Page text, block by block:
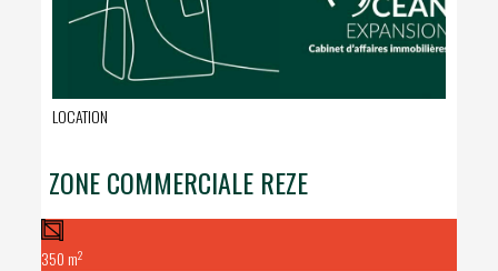
LOCATION
ZONE COMMERCIALE REZE
350 m2